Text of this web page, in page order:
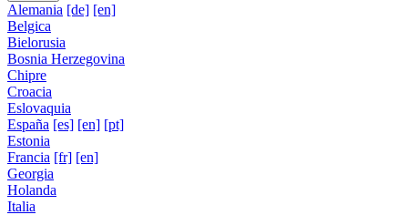
Alemania [de] [en]
Belgica
Bielorusia
Bosnia Herzegovina
Chipre
Croacia
Eslovaquia
España [es] [en] [pt]
Estonia
Francia [fr] [en]
Georgia
Holanda
Italia